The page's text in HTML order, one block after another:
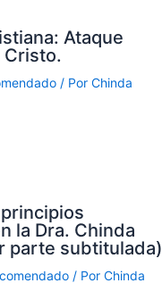
Ataque
Cristo.
/ Por Chinda
la Dra. Chinda
parte subtitulada)
/ Por Chinda